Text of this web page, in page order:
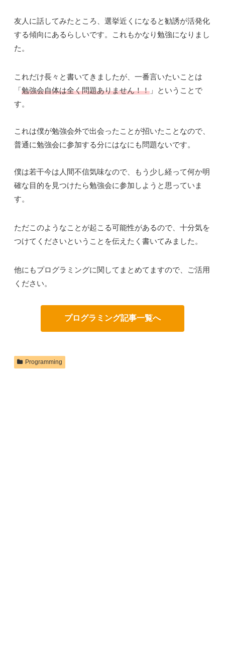
友人に話してみたところ、選挙近くになると勧誘が活発化
する傾向にあるらしいです。これもかなり勉強になりまし
た。
これだけ長々と書いてきましたが、一番言いたいことは
「勉強会自体は全く問題ありません！！ 」ということで
す。
これは僕が勉強会外で出会ったことが招いたことなので、
普通に勉強会に参加する分にはなにも問題ないです。
僕は若干今は人間不信気味なので、もう少し経って何か明
確な目的を見つけたら勉強会に参加しようと思っていま
す。
ただこのようなことが起こる可能性があるので、十分気を
つけてくださいということを伝えたく書いてみました。
他にもプログラミングに関してまとめてますので、ご活用
ください。
プログラミング記事一覧へ
Programming